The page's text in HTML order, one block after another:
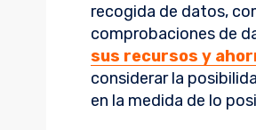
recogida de datos,
comprobaciones de
sus recursos y
considerar la
en la medida de lo